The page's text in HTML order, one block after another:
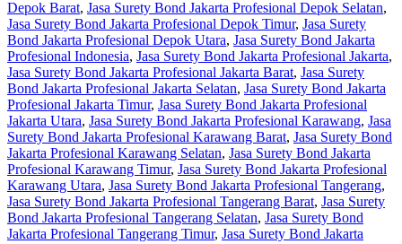
Depok Barat, Jasa Surety Bond Jakarta Profesional Depok Selatan,
Jasa Surety Bond Jakarta Profesional Depok Timur, Jasa Surety
Bond Jakarta Profesional Depok Utara, Jasa Surety Bond Jakarta
Profesional Indonesia, Jasa Surety Bond Jakarta Profesional Jakarta,
Jasa Surety Bond Jakarta Profesional Jakarta Barat, Jasa Surety
Bond Jakarta Profesional Jakarta Selatan, Jasa Surety Bond Jakarta
Profesional Jakarta Timur, Jasa Surety Bond Jakarta Profesional
Jakarta Utara, Jasa Surety Bond Jakarta Profesional Karawang, Jasa
Surety Bond Jakarta Profesional Karawang Barat, Jasa Surety Bond
Jakarta Profesional Karawang Selatan, Jasa Surety Bond Jakarta
Profesional Karawang Timur, Jasa Surety Bond Jakarta Profesional
Karawang Utara, Jasa Surety Bond Jakarta Profesional Tangerang,
Jasa Surety Bond Jakarta Profesional Tangerang Barat, Jasa Surety
Bond Jakarta Profesional Tangerang Selatan, Jasa Surety Bond
Jakarta Profesional Tangerang Timur, Jasa Surety Bond Jakarta